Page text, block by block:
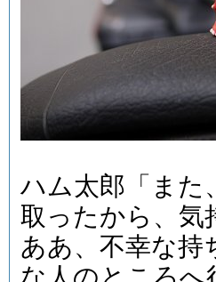
ハム太郎「また
取ったから、気
ああ、不幸な持